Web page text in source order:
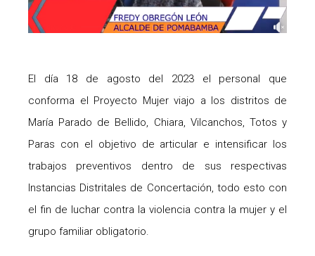
El día 18 de agosto del 2023 el personal que
conforma el Proyecto Mujer viajo a los distritos de
María Parado de Bellido, Chiara, Vilcanchos, Totos y
Paras con el objetivo de articular e intensificar los
trabajos preventivos dentro de sus respectivas
Instancias Distritales de Concertación, todo esto con
el fin de luchar contra la violencia contra la mujer y el
grupo familiar obligatorio.